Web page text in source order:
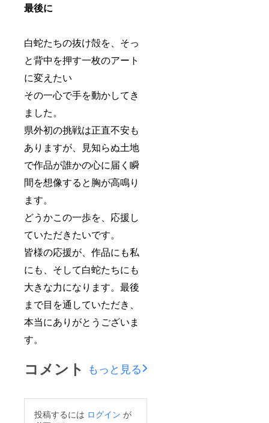
最後に
白蛇たちの抜け殻を、そっ
と背中を押す一枚のアート
に変えたい
その一心で手を動かしてき
ました。
県外初の挑戦は正直不安も
ありますが、見知らぬ土地
で作品が誰かの心に届く瞬
間を想像すると胸が高鳴り
ます。
どうかこの一歩を、応援し
ていただきたいです。
皆様の応援が、作品にも私
にも、そして白蛇たちにも
大きな力になります。最後
まで目を通していただき、
本当にありがとうございま
す。
コメント もっと見る
投稿するには ログイン が